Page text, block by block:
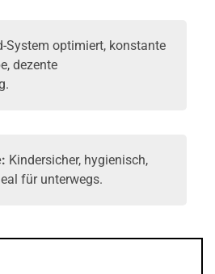
System optimiert, konstante
dezente
Kindersicher, hygienisch,
für unterwegs.